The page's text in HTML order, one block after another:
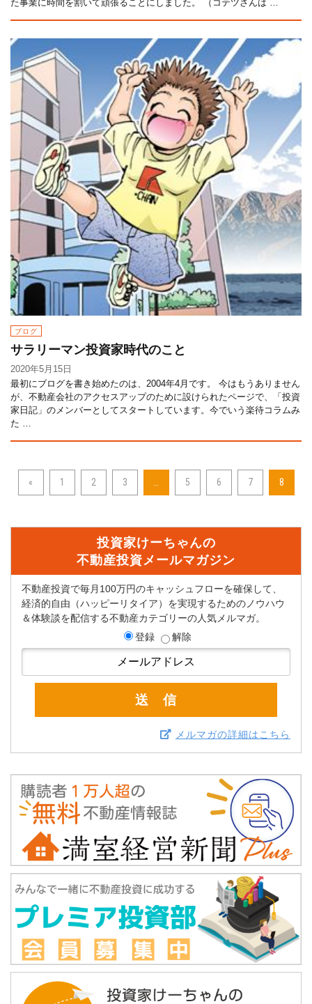
た事業に時間を割いて頑張ることにしました。 （コテツさんは …
ブログ
サラリーマン投資家時代のこと
2020年5月15日
最初にブログを書き始めたのは、2004年4月です。 今はもうありません
が、不動産会社のアクセスアップのために設けられたページで、「投資
家日記」のメンバーとしてスタートしています。今でいう楽待コラムみ
た …
« 1 2 3 … 5 6 7 8
投資家けーちゃんの
不動産投資メールマガジン
不動産投資で毎月100万円のキャッシュフローを確保して、
経済的自由（ハッピーリタイア）を実現するためのノウハウ
＆体験談を配信する不動産カテゴリーの人気メルマガ。
登録
解除
メルマガの詳細はこちら